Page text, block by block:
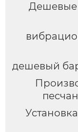
Дешевые
дешевый